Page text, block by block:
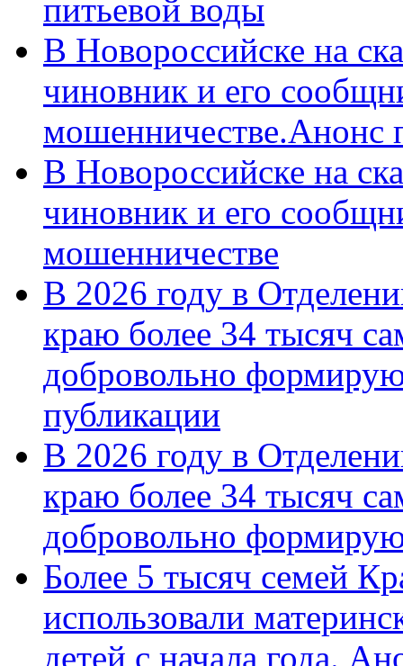
питьевой воды
В Новороссийске на
чиновник и его
мошенничестве.Анонс
В Новороссийске на
чиновник и его
мошенничестве
В 2026 году в
краю более 34 тысяч
добровольно
публикации
В 2026 году в
краю более 34 тысяч
добровольно
Более 5 тысяч семей
использовали
детей с начала года.